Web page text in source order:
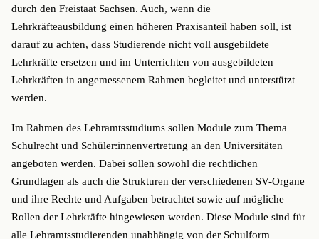
durch den Freistaat Sachsen. Auch, wenn die
Lehrkräfteausbildung einen höheren Praxisanteil haben soll, ist
darauf zu achten, dass Studierende nicht voll ausgebildete
Lehrkräfte ersetzen und im Unterrichten von ausgebildeten
Lehrkräften in angemessenem Rahmen begleitet und unterstützt
werden.
Im Rahmen des Lehramtsstudiums sollen Module zum Thema
Schulrecht und Schüler:innenvertretung an den Universitäten
angeboten werden. Dabei sollen sowohl die rechtlichen
Grundlagen als auch die Strukturen der verschiedenen SV-Organe
und ihre Rechte und Aufgaben betrachtet sowie auf mögliche
Rollen der Lehrkräfte hingewiesen werden. Diese Module sind für
alle Lehramtsstudierenden unabhängig von der Schulform